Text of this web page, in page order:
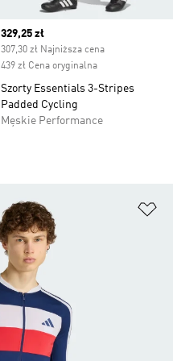
Current price
329,25 zł
307,30 zł Najniższa cena
439 zł Cena oryginalna
Szorty Essentials 3-Stripes
Padded Cycling
Męskie Performance